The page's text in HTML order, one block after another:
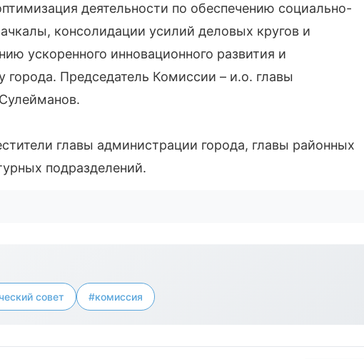
деятельности по обеспечению социально-
консолидации усилий деловых кругов и
ускоренного инновационного развития и
Председатель Комиссии – и.о. главы
главы администрации города, главы районных
подразделений.
совет #комиссия